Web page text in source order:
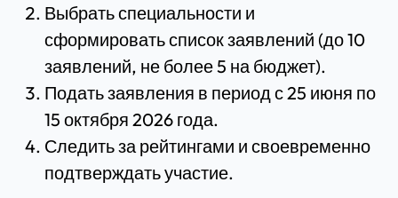
Выбрать специальности и
сформировать список заявлений (до 10
заявлений, не более 5 на бюджет).
Подать заявления в период с 25 июня по
15 октября 2026 года.
Следить за рейтингами и своевременно
подтверждать участие.